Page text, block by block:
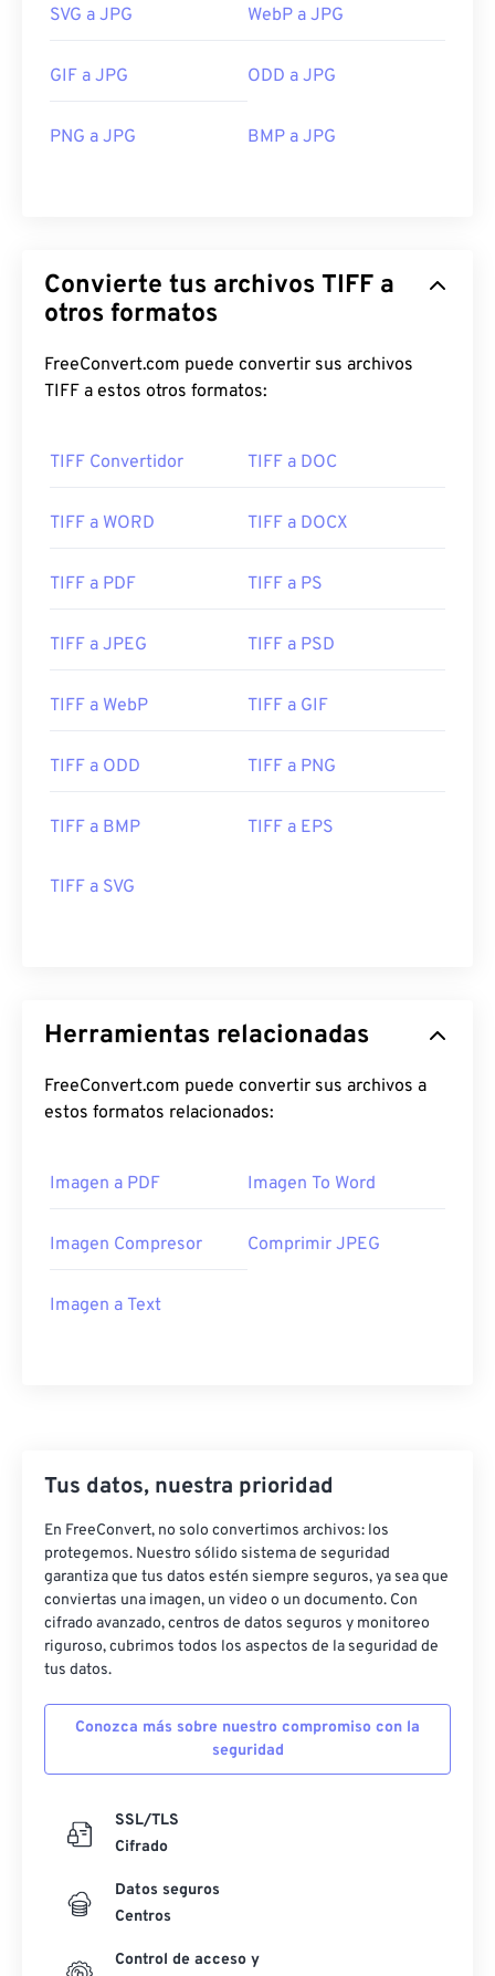
SVG a JPG WebP a JPG
GIF a JPG ODD a JPG
PNG a JPG BMP a JPG
Convierte tus archivos TIFF a
otros formatos
FreeConvert.com puede convertir sus archivos
TIFF a estos otros formatos:
TIFF Convertidor TIFF a DOC
TIFF a WORD TIFF a DOCX
TIFF a PDF TIFF a PS
TIFF a JPEG TIFF a PSD
TIFF a WebP TIFF a GIF
TIFF a ODD TIFF a PNG
TIFF a BMP TIFF a EPS
TIFF a SVG
Herramientas relacionadas
FreeConvert.com puede convertir sus archivos a
estos formatos relacionados:
Imagen a PDF Imagen To Word
Imagen Compresor Comprimir JPEG
Imagen a Text
Tus datos, nuestra prioridad
En FreeConvert, no solo convertimos archivos: los
protegemos. Nuestro sólido sistema de seguridad
garantiza que tus datos estén siempre seguros, ya sea que
conviertas una imagen, un video o un documento. Con
cifrado avanzado, centros de datos seguros y monitoreo
riguroso, cubrimos todos los aspectos de la seguridad de
tus datos.
Conozca más sobre nuestro compromiso con la
seguridad
SSL/TLS
Cifrado
Datos seguros
Centros
Control de acceso y